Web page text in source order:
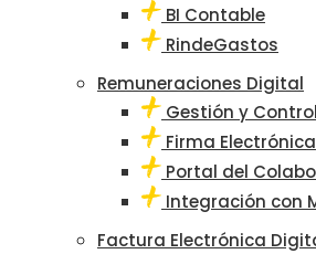
BI Contable
RindeGastos
Remuneraciones Digital
Gestión y
Firma Electrónica
Portal del
Integración con
Factura Electrónica